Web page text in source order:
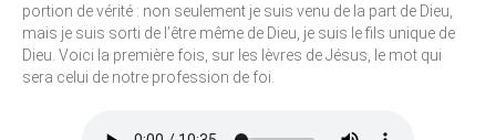
portion de vérité : non seulement je suis venu de la part de Dieu,
mais je suis sorti de l’être même de Dieu, je suis le fils unique de
Dieu. Voici la première fois, sur les lèvres de Jésus, le mot qui
sera celui de notre profession de foi.